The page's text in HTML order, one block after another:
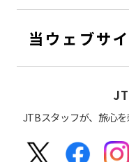
当ウェブサ
JTBスタッフが、旅心